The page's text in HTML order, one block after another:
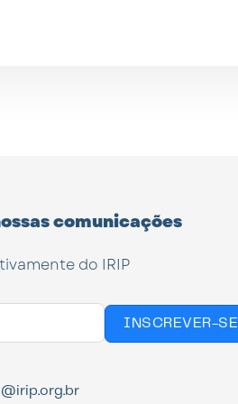
comunicações
do IRIP
INSCREVER-SE